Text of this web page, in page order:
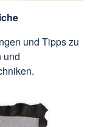
und Tipps zu
und